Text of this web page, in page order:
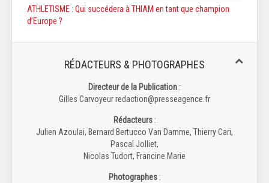
ATHLETISME : Qui succédera à THIAM en tant que champion
d’Europe ?
RÉDACTEURS & PHOTOGRAPHES
Directeur de la Publication :
Gilles Carvoyeur redaction@presseagence.fr
Rédacteurs:
Julien Azoulai, Bernard Bertucco Van Damme, Thierry Cari,
Pascal Jolliet,
Nicolas Tudort, Francine Marie
Photographes: